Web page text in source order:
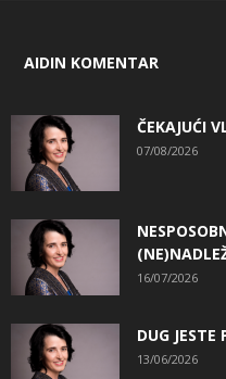
AIDIN KOMENTAR
ČEKAJUĆI
07/08/2026
16/07/2026
DUG JESTE
13/06/2026